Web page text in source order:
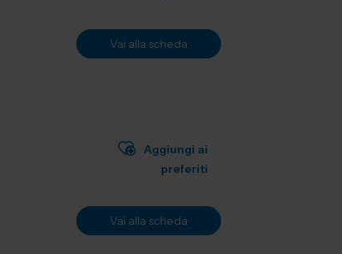
Vai alla scheda
Aggiungi ai
preferiti
Vai alla scheda